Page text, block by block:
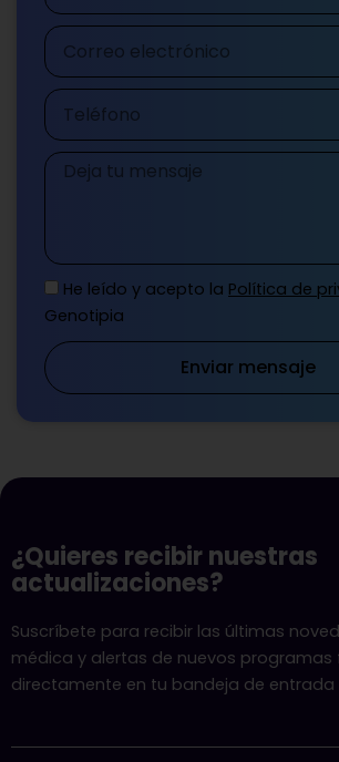
Correo
electrónico
Teléfono
Mensaje
He leído y acepto la Política de
Genotipia
Enviar mensaje
¿Quieres recibir nuestras
actualizaciones?
Suscríbete para recibir las últimas
médica y alertas de nuevos
directamente en tu bandeja de entrada